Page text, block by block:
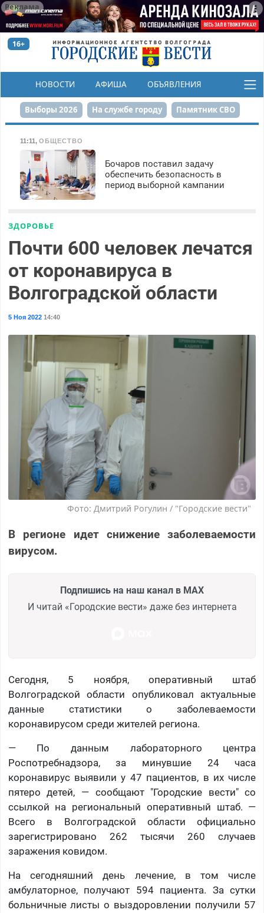
Реклама
16+
НОВОСТИ АФИША ОБЪЯВЛЕНИЯ
КОНКУРСЫ
Выборы 2026 На службе городу Памятник СВО
Набережная День Победы Реконструкция ЦПКиО
80-летие Победы Парк Героев-летчиков
11:11, ОБЩЕСТВО
Бочаров поставил задачу
обеспечить безопасность в
период выборной кампании
ЗДОРОВЬЕ
Почти 600 человек лечатся
от коронавируса в
Волгоградской области
5 Ноя 202214:40
Фото: Дмитрий Рогулин / "Городские вести"
В регионе идет снижение заболеваемости
вирусом.
Подпишись на наш канал в MAX
И читай «Городские вести» даже без интернета
Сегодня, 5 ноября, оперативный штаб
Волгоградской области опубликовал актуальные
данные статистики о заболеваемости
коронавирусом среди жителей региона.
— По данным лабораторного центра
Роспотребнадзора, за минувшие 24 часа
коронавирус выявили у 47 пациентов, в их числе
пятеро детей, — сообщают "Городские вести" со
ссылкой на региональный оперативный штаб. —
Всего в Волгоградской области официально
зарегистрировано 262 тысячи 260 случаев
заражения ковидом.
На сегодняшний день лечение, в том числе
амбулаторное, получают 594 пациента. За сутки
больничные листы о выздоровлении получили 57